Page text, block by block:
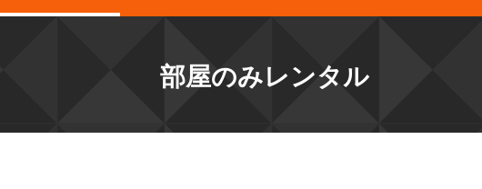
部屋のみレンタル